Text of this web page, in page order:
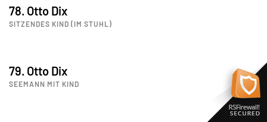
78. Otto Dix
SITZENDES KIND (IM STUHL)
79. Otto Dix
SEEMANN MIT KIND